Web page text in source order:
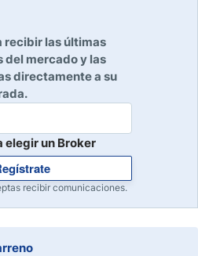
inversores internacionales.
recibir las últimas
mercado y las
directamente a su
elegir un Broker
recibir comunicaciones.